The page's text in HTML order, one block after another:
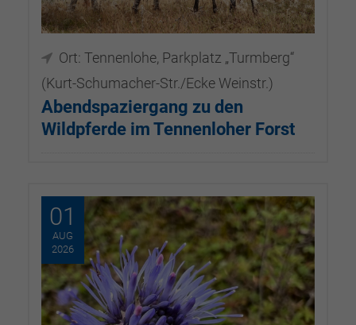
Ort: Tennenlohe, Parkplatz „Turmberg“
(Kurt-Schumacher-Str./Ecke Weinstr.)
Abendspaziergang zu den
Wildpferde im Tennenloher Forst
01
AUG
2026